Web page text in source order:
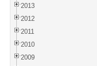
2013
2012
2011
2010
2009